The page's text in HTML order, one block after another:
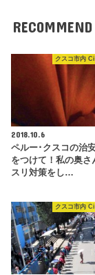
RECOMMEND
クスコ市内
2018.10.6
ペルー･クスコの治
をつけて！私の奥さ
スリ対策をし…
クスコ市内